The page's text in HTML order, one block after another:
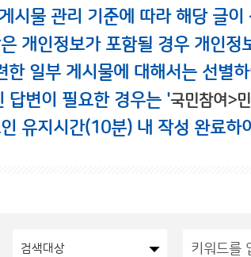
시물 관리 기준에 따라 해당 글
개인정보가 포함될 경우 개인
한 일부 게시물에 대해서는 선별
변이 필요한 경우는 '국민참여>
유지시간(10분) 내 작성 완료하